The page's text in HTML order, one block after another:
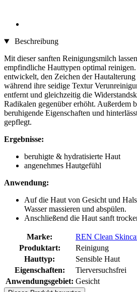
Beschreibung
Mit dieser sanften Reinigungsmilch
empfindliche Hauttypen optimal
entwickelt, den Zeichen der
während ihre seidige Textur
entfernt und gleichzeitig die
Radikalen gegenüber erhöht. Außerdem
beruhigende Eigenschaften und
gepflegt.
Ergebnisse:
beruhigte & hydratisierte Haut
angenehmes Hautgefühl
Anwendung:
Auf die Haut von Gesicht und
Wasser massieren und abspülen.
Anschließend die Haut sanft
Marke:
REN Clean
Produktart:
Reinigung
Hauttyp:
Sensible Haut
Eigenschaften:
Tierversuchsfrei
Anwendungsgebiet: Gesicht